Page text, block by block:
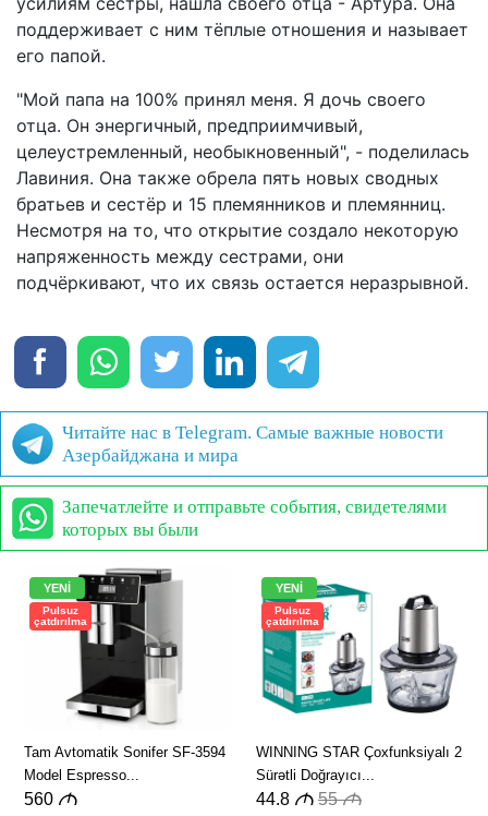
поддерживает с ним тёплые отношения и называет
его папой.
"Мой папа на 100% принял меня. Я дочь своего
отца. Он энергичный, предприимчивый,
целеустремленный, необыкновенный", - поделилась
Лавиния. Она также обрела пять новых сводных
братьев и сестёр и 15 племянников и племянниц.
Несмотря на то, что открытие создало некоторую
напряженность между сестрами, они
подчёркивают, что их связь остается неразрывной.
Читайте нас в Telegram. Самые важные новости
Азербайджана и мира
Запечатлейте и отправьте события, свидетелями
которых вы были